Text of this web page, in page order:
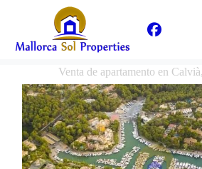
Venta de apartamento en